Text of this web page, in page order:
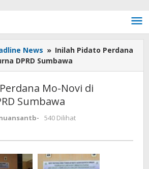
News » Inilah Pidato Perdana
DPRD Sumbawa
Mo-Novi di
Sumbawa
-
540 Dilihat